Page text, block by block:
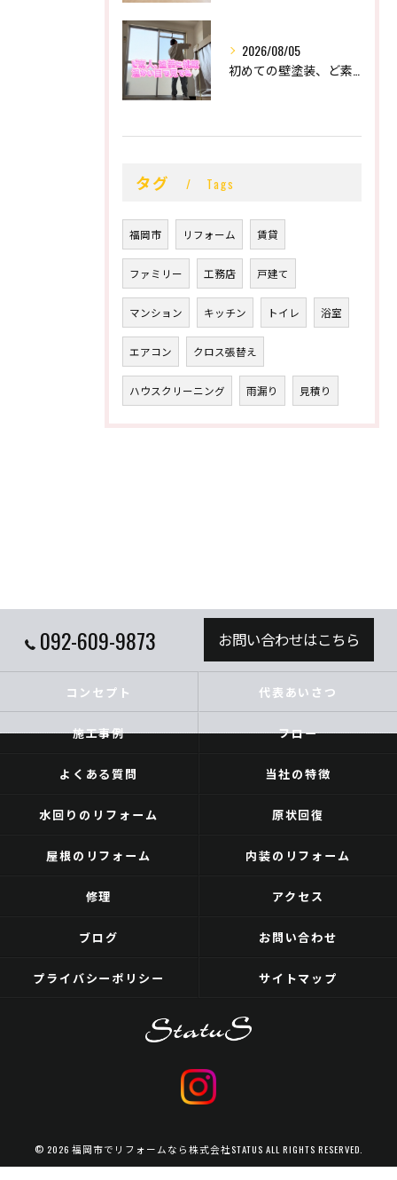
2026/08/05
タグ Tags
福岡市 リフォーム 賃貸
ファミリー 工務店 戸建て
マンション キッチン トイレ 浴室
エアコン クロス張替え
ハウスクリーニング 雨漏り 見積り
092-609-9873 お問い合わせはこちら
コンセプト 代表あいさつ
施工事例 フロー
よくある質問 当社の特徴
水回りのリフォーム 原状回復
屋根のリフォーム 内装のリフォーム
修理 アクセス
ブログ お問い合わせ
プライバシーポリシー サイトマップ
© 2026 福岡市でリフォームなら株式会社STATUS ALL RIGHTS RESERVED.